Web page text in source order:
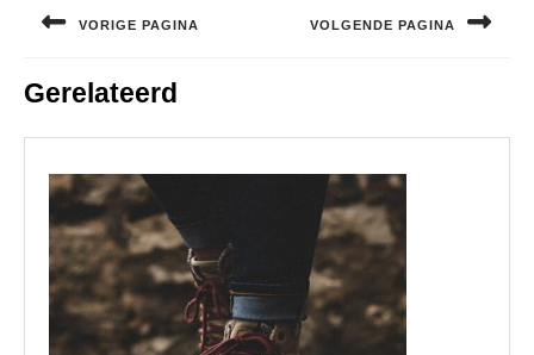
navigatie
VORIGE PAGINA
bericht:
VOLGENDE PAGINA
Gerelateerd